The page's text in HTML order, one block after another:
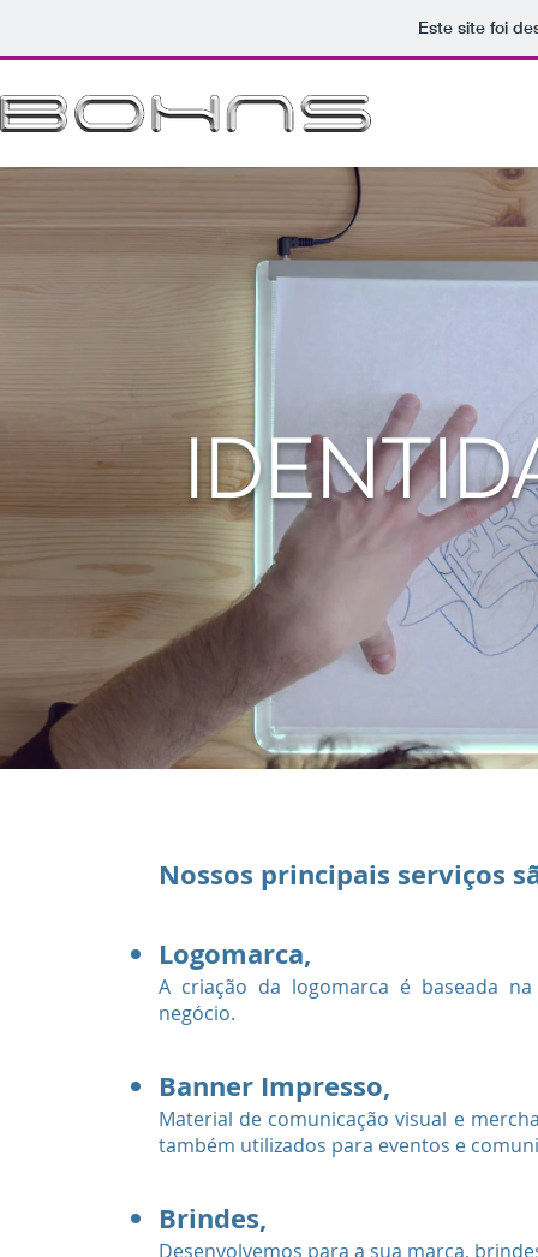
Este site foi
Nossos principais serviços
Logomarca,
A criação da logomarca é baseada
negócio.
Banner Impresso,
Material de comunicação visual e
também utilizados para eventos e
Brindes,
Desenvolvemos para a sua marca,